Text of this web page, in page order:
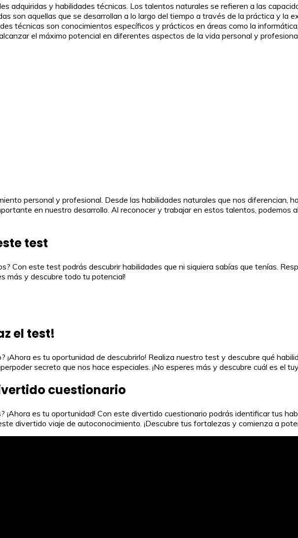
adquiridas y habilidades técnicas. Los talentos naturales se refieren a las
son aquellas que se desarrollan a lo largo del tiempo a través de la práctica y la
técnicas son conocimientos específicos y prácticos en áreas como la
el máximo potencial en diferentes aspectos de la vida personal y
personal y profesional. Desde las habilidades naturales que nos diferencian,
en nuestro desarrollo. Al reconocer y trabajar en estos talentos, podemos
test
Con este test podrás descubrir habilidades que ni siquiera sabías que tenías.
más y descubre todo tu potencial!
el test!
es tu oportunidad de descubrirlo! Realiza nuestro test y descubre qué
secreto que nos hace especiales. ¡No esperes más y descubre cuál es el
cuestionario
es tu oportunidad! Con este divertido cuestionario podrás identificar tus
divertido viaje de autoconocimiento. ¡Descubre tus fortalezas y comienza a